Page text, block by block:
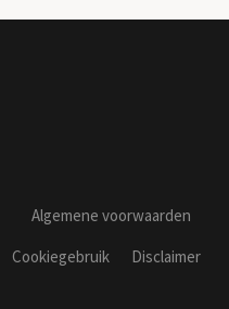
Algemene voorwaarden
Cookiegebruik
Disclaimer